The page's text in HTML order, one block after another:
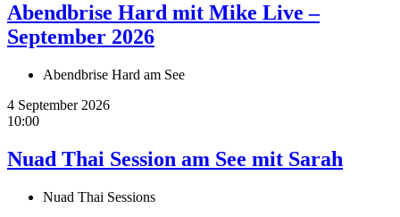
Abendbrise Hard mit Mike Live –
September 2026
Abendbrise Hard am See
4 September 2026
10:00
Nuad Thai Session am See mit Sarah
Nuad Thai Sessions